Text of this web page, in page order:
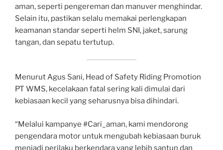
aman, seperti pengereman dan manuver menghindar.
Selain itu, pastikan selalu memakai perlengkapan
keamanan standar seperti helm SNI, jaket, sarung
tangan, dan sepatu tertutup.
Menurut Agus Sani, Head of Safety Riding Promotion
PT WMS, kecelakaan fatal sering kali dimulai dari
kebiasaan kecil yang seharusnya bisa dihindari.
“Melalui kampanye #Cari_aman, kami mendorong
pengendara motor untuk mengubah kebiasaan buruk
menjadi perilaku berkendara yang lebih santun dan